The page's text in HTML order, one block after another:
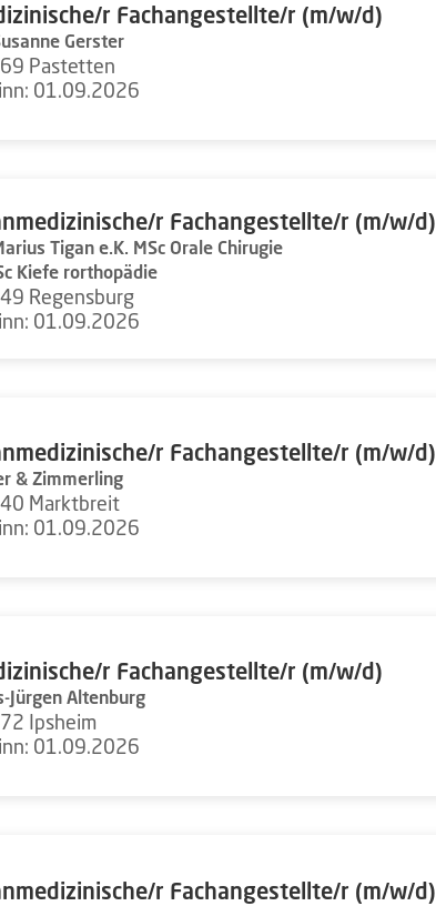
r Fachangestellte/r (m/w/d)
Gerster
Pastetten
01.09.2026
r Fachangestellte/r (m/w/d)
Tigan e.K. MSc Orale Chirugie
Kiefe rorthopädie
Regensburg
01.09.2026
r Fachangestellte/r (m/w/d)
& Zimmerling
Marktbreit
01.09.2026
r Fachangestellte/r (m/w/d)
Jürgen Altenburg
Ipsheim
01.09.2026
r Fachangestellte/r (m/w/d)